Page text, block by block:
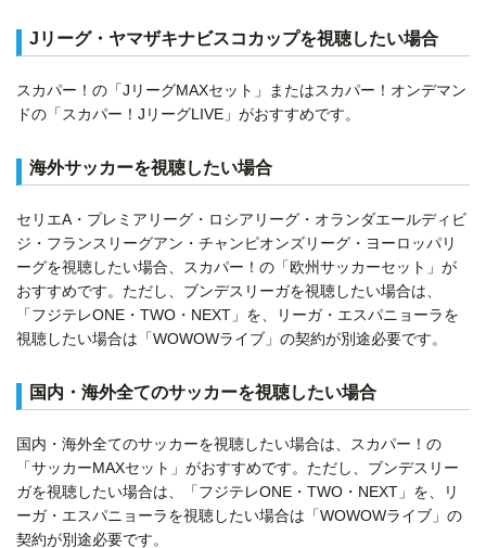
Jリーグ・ヤマザキナビスコカップを視聴したい場合
スカパー！の「JリーグMAXセット」またはスカパー！オンデマン
ドの「スカパー！JリーグLIVE」がおすすめです。
海外サッカーを視聴したい場合
セリエA・プレミアリーグ・ロシアリーグ・オランダエールディビ
ジ・フランスリーグアン・チャンピオンズリーグ・ヨーロッパリ
ーグを視聴したい場合、スカパー！の「欧州サッカーセット」が
おすすめです。ただし、ブンデスリーガを視聴したい場合は、
「フジテレONE・TWO・NEXT」を、リーガ・エスパニョーラを
視聴したい場合は「WOWOWライブ」の契約が別途必要です。
国内・海外全てのサッカーを視聴したい場合
国内・海外全てのサッカーを視聴したい場合は、スカパー！の
「サッカーMAXセット」がおすすめです。ただし、ブンデスリー
ガを視聴したい場合は、「フジテレONE・TWO・NEXT」を、リ
ーガ・エスパニョーラを視聴したい場合は「WOWOWライブ」の
契約が別途必要です。